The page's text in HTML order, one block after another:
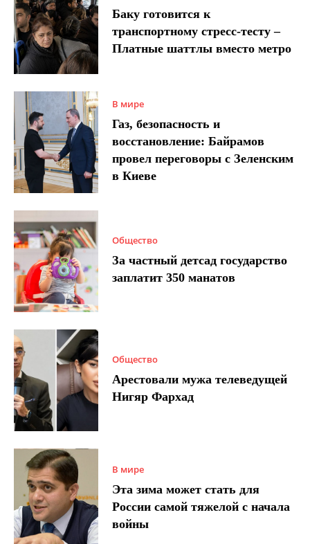
Баку готовится к
транспортному стресс-тесту –
Платные шаттлы вместо метро
В мире
Газ, безопасность и
восстановление: Байрамов
провел переговоры с Зеленским
в Киеве
Общество
За частный детсад государство
заплатит 350 манатов
Общество
Арестовали мужа телеведущей
Нигяр Фархад
В мире
Эта зима может стать для
России самой тяжелой с начала
войны